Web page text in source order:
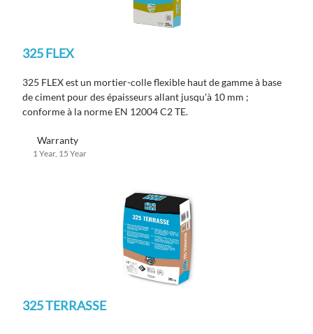
325 FLEX
325 FLEX est un mortier-colle flexible haut de gamme à base
de ciment pour des épaisseurs allant jusqu'à 10 mm ;
conforme à la norme EN 12004 C2 TE.
Warranty
1 Year, 15 Year
325 TERRASSE